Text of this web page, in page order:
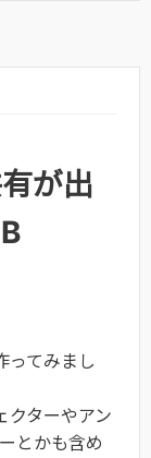
が出
ってみまし
クターやアン
とかも含め